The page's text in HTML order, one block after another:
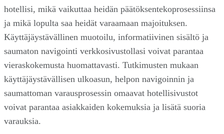
hotellisi, mikä vaikuttaa heidän päätöksentekoprosessiinsa
ja mikä lopulta saa heidät varaamaan majoituksen.
Käyttäjäystävällinen muotoilu, informatiivinen sisältö ja
saumaton navigointi verkkosivustollasi voivat parantaa
vieraskokemusta huomattavasti. Tutkimusten mukaan
käyttäjäystävällisen ulkoasun, helpon navigoinnin ja
saumattoman varausprosessin omaavat hotellisivustot
voivat parantaa asiakkaiden kokemuksia ja lisätä suoria
varauksia.